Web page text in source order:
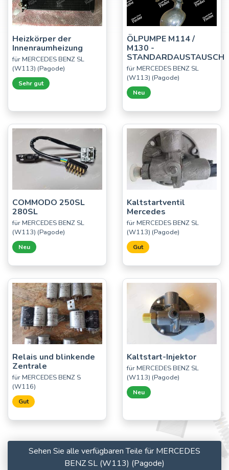
Heizkörper der
Innenraumheizung
für MERCEDES BENZ SL
(W113) (Pagode)
Sehr gut
ÖLPUMPE M114 /
M130 -
STANDARDAUSTAUSCH
für MERCEDES BENZ SL
(W113) (Pagode)
Neu
COMMODO 250SL
280SL
für MERCEDES BENZ SL
(W113) (Pagode)
Neu
Kaltstartventil
Mercedes
für MERCEDES BENZ SL
(W113) (Pagode)
Gut
Relais und blinkende
Zentrale
für MERCEDES BENZ S
(W116)
Gut
Kaltstart-Injektor
für MERCEDES BENZ SL
(W113) (Pagode)
Neu
Sehen Sie alle verfügbaren Teile für MERCEDES
BENZ SL (W113) (Pagode)